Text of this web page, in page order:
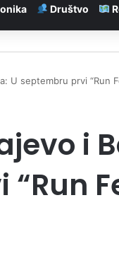
Društvo
U septembru prvi “Run
i